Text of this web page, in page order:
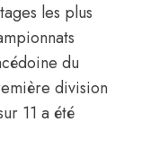
les plus
du
division
11 a été